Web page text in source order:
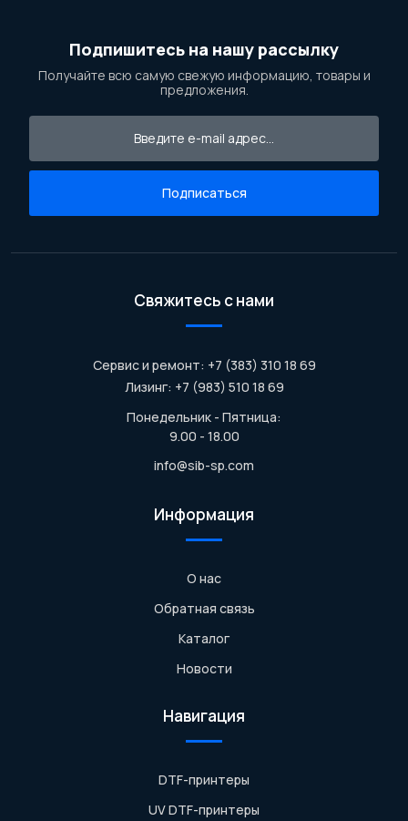
Подпишитесь на нашу рассылку
Получайте всю самую свежую информацию, товары и
предложения.
Подписаться
Свяжитесь с нами
Сервис и ремонт: +7 (383) 310 18 69
Лизинг: +7 (983) 510 18 69
Понедельник - Пятница:
9.00 - 18.00
info@sib-sp.com
Информация
О нас
Обратная связь
Каталог
Новости
Навигация
DTF-принтеры
UV DTF-принтеры